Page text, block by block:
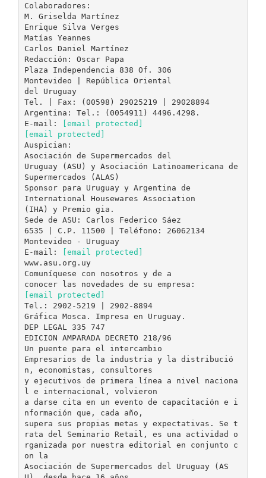
Colaboradores:
M. Griselda Martínez
Enrique Silva Verges
Matías Yeannes
Carlos Daniel Martínez
Redacción: Oscar Papa
Plaza Independencia 838 Of. 306
Montevideo | República Oriental
del Uruguay
Tel. | Fax: (00598) 29025219 | 29028894
Argentina: Tel.: (0054911) 4496.4298.
E-mail:
[email protected]
[email protected]
Auspician:
Asociación de Supermercados del
Uruguay (ASU) y Asociación Latinoamericana de
Supermercados (ALAS)
Sponsor para Uruguay y Argentina de
International Housewares Association
(IHA) y Premio gia.
Sede de ASU: Carlos Federico Sáez
6535 | C.P. 11500 | Teléfono: 26062134
Montevideo - Uruguay
E-mail:
[email protected]
www.asu.org.uy
Comuníquese con nosotros y de a
[email protected]